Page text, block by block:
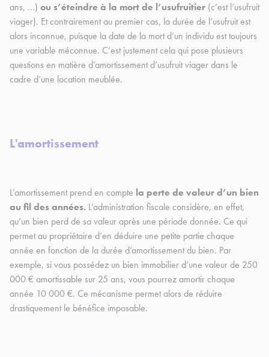
ans, …) ou s’éteindre à la mort de l’usufruitier (c’est l’usufruit
viager). Et contrairement au premier cas, la durée de l’usufruit est
alors inconnue, puisque la date de la mort d’un individu est toujours
une variable méconnue. C’est justement cela qui pose plusieurs
questions en matière d’amortissement d’usufruit viager dans le
cadre d’une location meublée.
L'amortissement
L’amortissement prend en compte la perte de valeur d’un bien
au fil des années. L’administration fiscale considère, en effet,
qu’un bien perd de sa valeur après une période donnée. Ce qui
permet au propriétaire d’en déduire une petite partie chaque
année en fonction de la durée d’amortissement du bien. Par
exemple, si vous possédez un bien immobilier d’une valeur de 250
000 € amortissable sur 25 ans, vous pourrez amortir chaque
année 10 000 €. Ce mécanisme permet alors de réduire
drastiquement le bénéfice imposable.